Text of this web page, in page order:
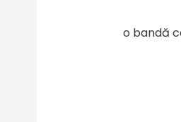
o bandă